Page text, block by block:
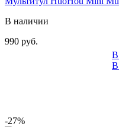
В наличии
990 руб.
В
В
-27%